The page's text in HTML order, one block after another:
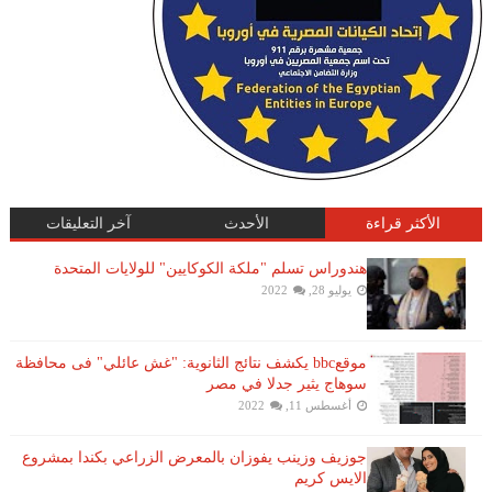
الأكثر قراءة الأحدث آخر التعليقات
هندوراس تسلم "ملكة الكوكايين" للولايات المتحدة
يوليو 28, 2022
موقعbbc يكشف نتائج الثانوية: "غش عائلي" فى محافظة
سوهاج يثير جدلا في مصر
أغسطس 11, 2022
جوزيف وزينب يفوزان بالمعرض الزراعي بكندا بمشروع
الايس كريم